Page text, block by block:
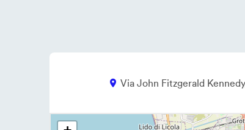
Via John Fitzgerald Kennedy